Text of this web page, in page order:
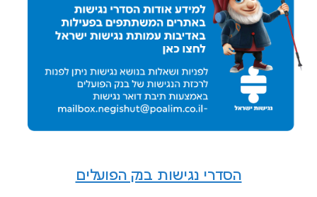
הסדרי נגישות בנק הפועלים